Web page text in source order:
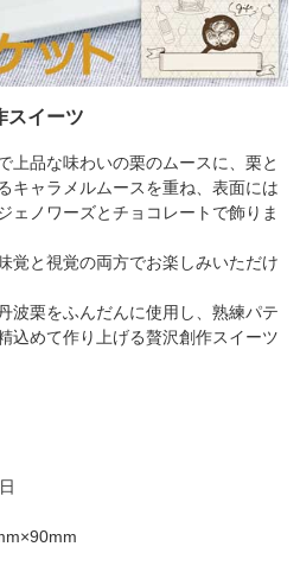
スイーツ
上品な味わいの栗のムースに、栗と
キャラメルムースを重ね、表面には
ェノワーズとチョコレートで飾りま
覚と視覚の両方でお楽しみいただけ
波栗をふんだんに使用し、熟練パテ
込めて作り上げる贅沢創作スイーツ